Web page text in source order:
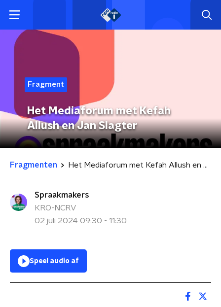
Fragment
Het Mediaforum met Kefah
Allush en Jan Slagter
Fragmenten Het Mediaforum met Kefah Allush en Jan Slagter
Spraakmakers
KRO-NCRV
02 juli 2024 09:30 - 11:30
Speel audio af